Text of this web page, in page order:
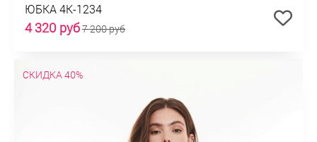
ЮБКА 4К-1234
4 320 руб7 200 руб
СКИДКА 40%